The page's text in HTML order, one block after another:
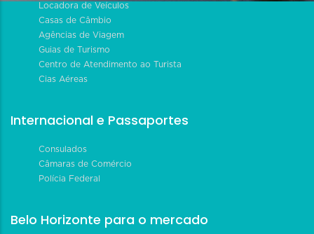
Locadora de Veículos
Casas de Câmbio
Agências de Viagem
Guias de Turismo
Centro de Atendimento ao Turista
Cias Aéreas
Internacional e Passaportes
Consulados
Câmaras de Comércio
Polícia Federal
Belo Horizonte para o mercado